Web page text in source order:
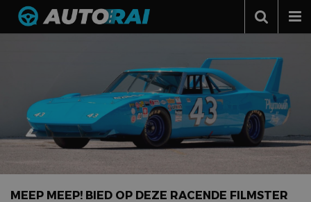
Autotests
Automerken
Adverteren
Contact
MEEP MEEP! BIED OP DEZE RACENDE FILMSTER